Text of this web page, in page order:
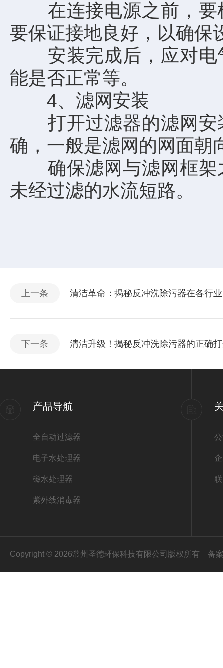
在连接电源之前，要
要保证接地良好，以确保
安装完成后，应对电
能是否正常等。
4、滤网安装
打开过滤器的滤网安
确，一般是滤网的网面朝
确保滤网与滤网框架
未经过滤的水流短路。
上一条 清洁革命：揭秘反冲洗除污器在各行
下一条 清洁升级！揭秘反冲洗除污器的正确
产品导航
全自动过滤器
电子水处理器
磁水处理器
紫外线消毒器
Copyright © 2026常州圣德环保科技有限公司版权所有 备